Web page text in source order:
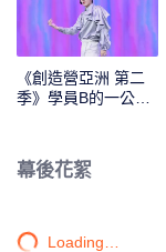
《創造營亞洲 第二
季》學員B的一公直
幕後花絮
Loading…